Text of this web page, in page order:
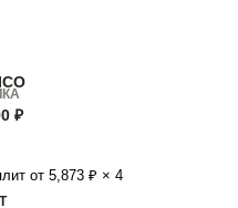
₽
от 5,873 ₽ × 4